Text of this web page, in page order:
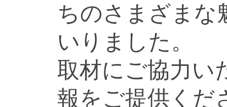
ちのさまざまな
いりました。
取材にご協力い
報をご提供くだ